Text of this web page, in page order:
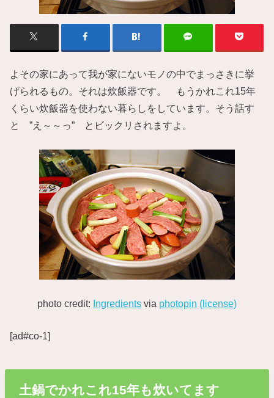
よその家にあって我が家にないモノの中でまっさきに挙
げられるもの。それは炊飯器です。 もうかれこれ15年
くらい炊飯器を使わない暮らしをしています。そう話す
と ”え～～っ” とビックリされますよ。
photo credit: Ingredients via photopin (license)
[ad#co-1]
土鍋でかれこれ15年も炊いてます